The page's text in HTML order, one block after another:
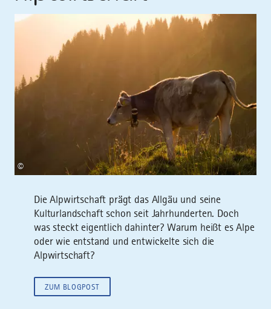
©
Die Alpwirtschaft prägt das Allgäu und seine
Kulturlandschaft schon seit Jahrhunderten. Doch
was steckt eigentlich dahinter? Warum heißt es Alpe
oder wie entstand und entwickelte sich die
Alpwirtschaft?
ZUM BLOGPOST